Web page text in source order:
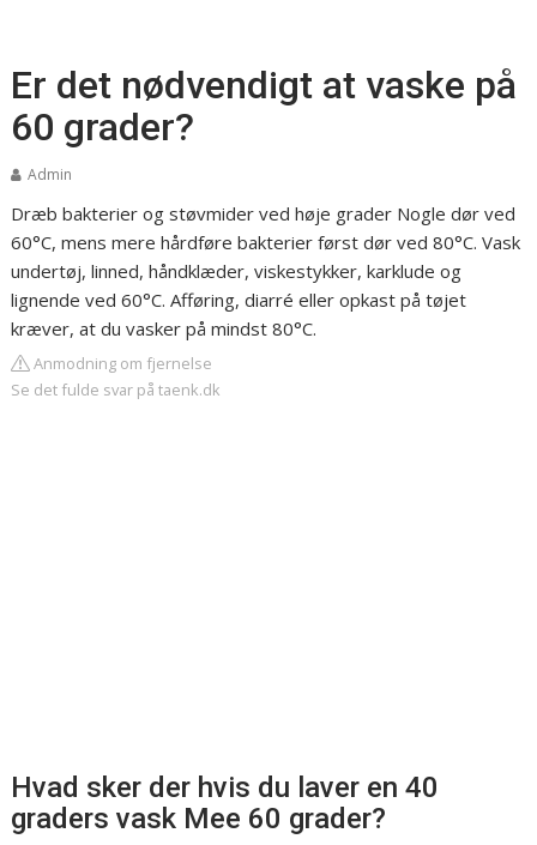
Er det nødvendigt at vaske på
60 grader?
Admin
Dræb bakterier og støvmider ved høje grader Nogle dør ved
60°C, mens mere hårdføre bakterier først dør ved 80°C. Vask
undertøj, linned, håndklæder, viskestykker, karklude og
lignende ved 60°C. Afføring, diarré eller opkast på tøjet
kræver, at du vasker på mindst 80°C.
Anmodning om fjernelse
Se det fulde svar på taenk.dk
Hvad sker der hvis du laver en 40
graders vask Mee 60 grader?